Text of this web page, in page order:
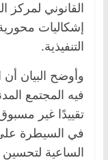
القانوني لمركز
إشكاليات
التنفيذية.
وأوضح البيان
فيه المجتمع
تقييدًا غير
في السيطرة
الساعية لتحسين